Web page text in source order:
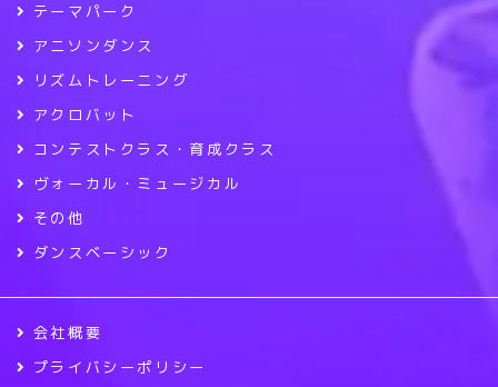
テーマパーク
アニソンダンス
リズムトレーニング
アクロバット
コンテストクラス・育成クラス
ヴォーカル・ミュージカル
その他
ダンスベーシック
会社概要
プライバシーポリシー